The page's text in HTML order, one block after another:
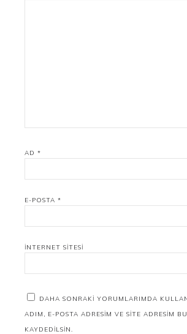
AD *
E-POSTA *
İNTERNET SITESI
DAHA SONRAKI YORUMLARIMDA
ADIM, E-POSTA ADRESIM VE SITE ADRESIM
KAYDEDILSIN.